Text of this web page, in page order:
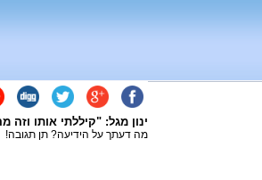
ינון מגל: "קיללתי אותו וזה
מה דעתך על הידיעה? תן תגובה!